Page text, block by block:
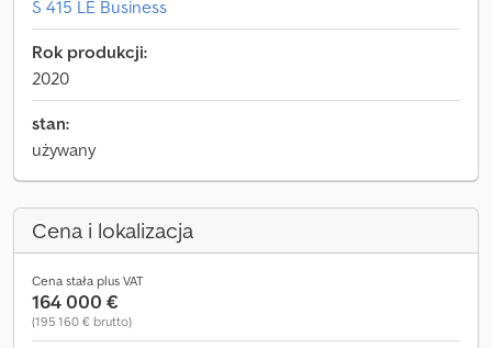
S 415 LE Business
Rok produkcji:
2020
stan:
używany
Cena i lokalizacja
Cena stała plus VAT
164 000 €
(195 160 € brutto)